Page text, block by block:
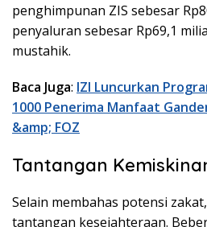
penghimpunan ZIS sebesar
penyaluran sebesar Rp69,1
mustahik.
Baca Juga: IZI Luncurkan
1000 Penerima Manfaat
&amp; FOZ
Tantangan
Selain membahas potensi
tantangan kesejahteraan.